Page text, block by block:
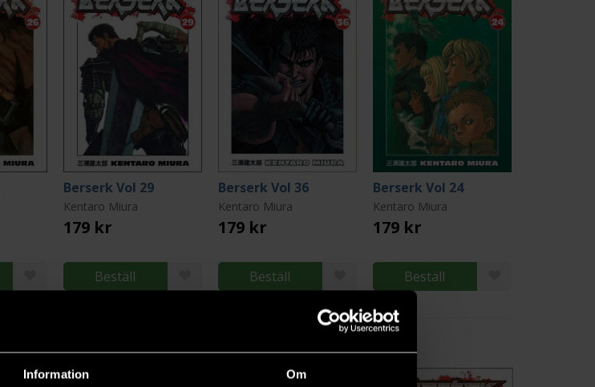
Information Om
Berserk Vol 29
Kentaro Miura
179 kr
Beställ
Berserk Vol 36
Kentaro Miura
179 kr
Beställ
Berserk Vol 24
Kentaro Miura
179 kr
Beställ
4